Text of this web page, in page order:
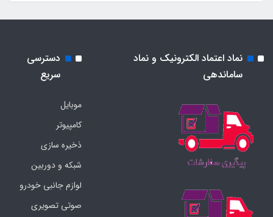
نماد اعتماد الکترونیک و نماد
ساماندهی
دسترسی
سریع
موبایل
کامپیوتر
ذخیره سازی
شبکه و دوربین
لوازم جانبی خودرو
صوتی تصویری